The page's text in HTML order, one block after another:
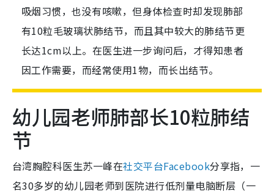
吸烟习惯，也没有咳嗽，但身体检查时却发现肺部
有10粒毛玻璃状肺结节，而且其中较大的肺结节更
长达1cm以上。在医生进一步询问后，才得知患者
因工作需要，而经常使用1物，而长出结节。
幼儿园老师肺部长10粒肺结
节
台湾胸腔科医生苏一峰在社交平台Facebook分享指，一
名30多岁的幼儿园老师到医院进行低剂量电脑断层（一